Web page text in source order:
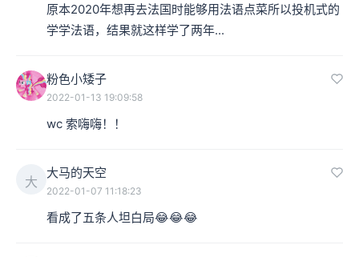
原本2020年想再去法国时能够用法语点菜所以投机式的
学学法语，结果就这样学了两年...
粉色小矮子
2022-01-13 19:09:58
wc 索嗨嗨！！
大
大马的天空
2022-01-07 11:18:23
看成了五条人坦白局😂😂😂